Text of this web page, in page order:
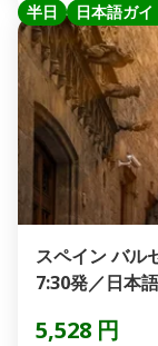
半日 日本語ガイ
スペイン バル
7:30発／日本
5,528 円